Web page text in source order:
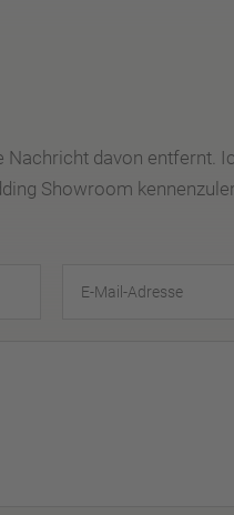
Nachricht davon entfernt.
Showroom